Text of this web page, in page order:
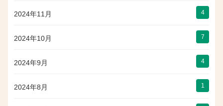
2024年11月 4
2024年10月 7
2024年9月 4
2024年8月 1